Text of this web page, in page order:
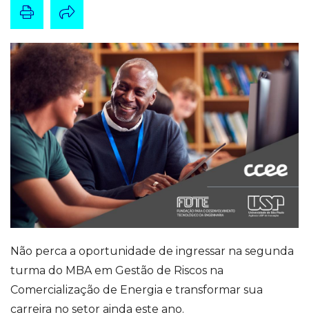
Não perca a oportunidade de ingressar na segunda
turma do MBA em Gestão de Riscos na
Comercialização de Energia e transformar sua
carreira no setor ainda este ano.